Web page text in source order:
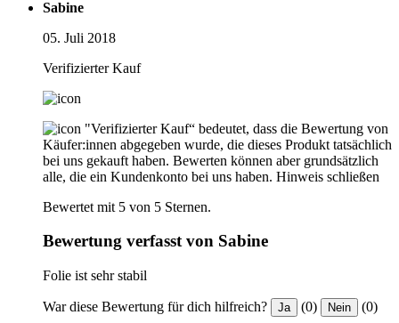
Sabine
05. Juli 2018
Verifizierter Kauf
"Verifizierter Kauf“ bedeutet, dass die Bewertung von
Käufer:innen abgegeben wurde, die dieses Produkt tatsächlich
bei uns gekauft haben. Bewerten können aber grundsätzlich
alle, die ein Kundenkonto bei uns haben. Hinweis schließen
Bewertet mit 5 von 5 Sternen.
Bewertung verfasst von Sabine
Folie ist sehr stabil
War diese Bewertung für dich hilfreich? Ja (0) Nein (0)